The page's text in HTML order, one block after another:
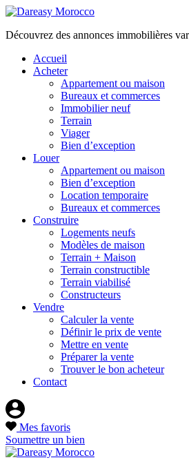
Découvrez des annonces immobilières
Accueil
Acheter
Appartement ou maison
Bureaux et commerces
Immobilier neuf
Terrain
Viager
Bien d’exception
Louer
Appartement ou maison
Bien d’exception
Location temporaire
Bureaux et commerces
Construire
Logements neufs
Modèles de maison
Terrain + Maison
Terrain constructible
Terrain viabilisé
Constructeurs
Vendre
Calculer la vente
Définir le prix de vente
Mettre en vente
Préparer la vente
Trouver le bon acheteur
Contact
Mes favoris
Soumettre un bien